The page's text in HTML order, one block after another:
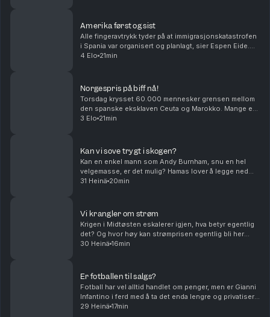
Amerika først og sist
Alle fingeravtrykk tyder på at immigrasjonskatastrofen
i Spania var organisert og planlagt, sier Espen Eide.
Bør det innføre et tak for samlede velferdsytelser er
4 Elo 21min
Norgespris på biff nå!
Torsdag krysset 60.000 mennesker grensen mellom
den spanske eksklaven Ceuta og Marokko. Mange er
drept og alle skylder på hverandre i sakens anledning,
3 Elo 21min
Kan vi sove trygt i skogen?
Kan en enkel mann som Andy Burnham, snu en hel
velgemasse, er det mulig? Hamas lover å legge ned
våpenet, er det et gjennombrudd eller er det ren
31 Heinä 20min
Vi krangler om strøm
Krigen i Midtøsten eskalerer igjen, hva betyr egentlig
det? Og hvor høy kan strømprisen egentlig bli her
hjemme? Med Hanne Skartveit, Ayesha Wolasmal og
30 Heinä 16min
Er fotballen til salgs?
Fotball har vel alltid handlet om penger, men er Gianni
Infantino i ferd med å ta det enda lengre og privatisere
fotball-VM. Og hvem skal lede an i debatten om
29 Heinä 17min